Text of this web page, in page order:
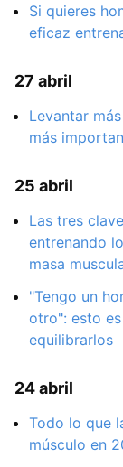
Si quieres
eficaz
27 abril
Levantar
más
25 abril
Las tres
entrenando
masa
"Tengo un
otro": esto
equilibrarlos
24 abril
Todo lo que
músculo en